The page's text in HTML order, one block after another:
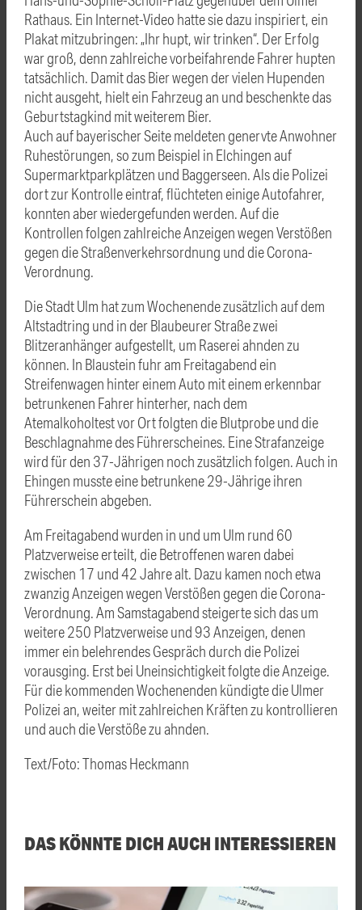
Rathaus. Ein Internet-Video hatte sie dazu inspiriert, ein
Plakat mitzubringen: „Ihr hupt, wir trinken“. Der Erfolg
war groß, denn zahlreiche vorbeifahrende Fahrer hupten
tatsächlich. Damit das Bier wegen der vielen Hupenden
nicht ausgeht, hielt ein Fahrzeug an und beschenkte das
Geburtstagkind mit weiterem Bier.
Auch auf bayerischer Seite meldeten genervte Anwohner
Ruhestörungen, so zum Beispiel in Elchingen auf
Supermarktparkplätzen und Baggerseen. Als die Polizei
dort zur Kontrolle eintraf, flüchteten einige Autofahrer,
konnten aber wiedergefunden werden. Auf die
Kontrollen folgen zahlreiche Anzeigen wegen Verstößen
gegen die Straßenverkehrsordnung und die Corona-
Verordnung.
Die Stadt Ulm hat zum Wochenende zusätzlich auf dem
Altstadtring und in der Blaubeurer Straße zwei
Blitzeranhänger aufgestellt, um Raserei ahnden zu
können. In Blaustein fuhr am Freitagabend ein
Streifenwagen hinter einem Auto mit einem erkennbar
betrunkenen Fahrer hinterher, nach dem
Atemalkoholtest vor Ort folgten die Blutprobe und die
Beschlagnahme des Führerscheines. Eine Strafanzeige
wird für den 37-Jährigen noch zusätzlich folgen. Auch in
Ehingen musste eine betrunkene 29-Jährige ihren
Führerschein abgeben.
Am Freitagabend wurden in und um Ulm rund 60
Platzverweise erteilt, die Betroffenen waren dabei
zwischen 17 und 42 Jahre alt. Dazu kamen noch etwa
zwanzig Anzeigen wegen Verstößen gegen die Corona-
Verordnung. Am Samstagabend steigerte sich das um
weitere 250 Platzverweise und 93 Anzeigen, denen
immer ein belehrendes Gespräch durch die Polizei
vorausging. Erst bei Uneinsichtigkeit folgte die Anzeige.
Für die kommenden Wochenenden kündigte die Ulmer
Polizei an, weiter mit zahlreichen Kräften zu kontrollieren
und auch die Verstöße zu ahnden.
Text/Foto: Thomas Heckmann
DAS KÖNNTE DICH AUCH INTERESSIEREN